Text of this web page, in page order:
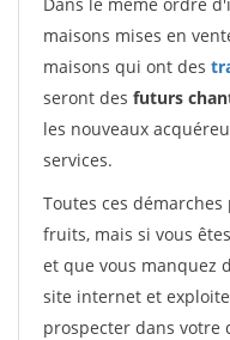
maisons mises en
maisons qui ont des
seront des futurs
les nouveaux
services.
Toutes ces
fruits, mais si vous
et que vous manquez
site internet et
prospecter dans votre